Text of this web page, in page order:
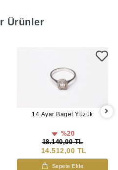
Ürünler
14 Ayar Baget Yüzük
%20
18.140,00 TL
14.512,00 TL
Sepete Ekle